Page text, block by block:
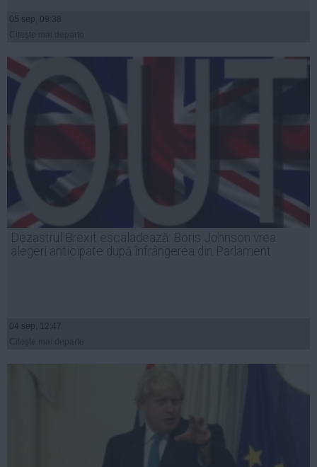
05 sep, 09:38
Dezastrul Brexit escaladează. Boris Johnson vrea
alegeri anticipate după înfrângerea din Parlament
04 sep, 12:47